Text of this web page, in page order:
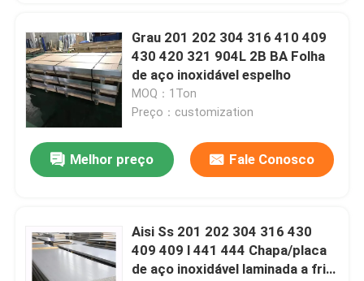
Produtos
Vídeos
Quem Somos
Controle de Qualidade
Grau 201 202 304 316 410 409
430 420 321 904L 2B BA Folha
de aço inoxidável espelho
MOQ：1Ton
Preço：customization
Melhor preço Fale Conosco
Aisi Ss 201 202 304 316 430
409 409 l 441 444 Chapa/placa
de aço inoxidável laminada a frio